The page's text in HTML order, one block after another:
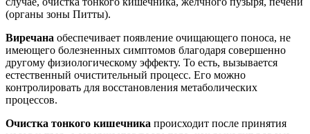
(органы зоны Питты).
Виречана обеспечивает появление очищающего поноса, не
имеющего болезненных симптомов благодаря совершенно
другому физиологическому эффекту. То есть, вызывается
естественный очистительный процесс. Его можно
контролировать для восстановления метаболических
процессов.
Очистка тонкого кишечника происходит после принятия